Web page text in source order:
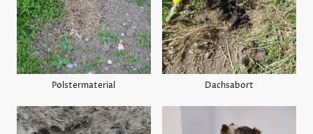
Polstermaterial Dachsabort